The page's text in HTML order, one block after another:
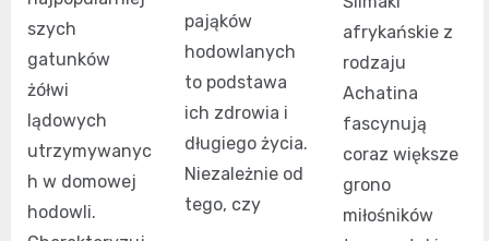
szych
gatunków
żółwi
lądowych
utrzymywanyc
h w domowej
hodowli.
pająków
hodowlanych
to podstawa
ich zdrowia i
długiego życia.
Niezależnie od
tego, czy
afrykańskie z
rodzaju
Achatina
fascynują
coraz większe
grono
miłośników